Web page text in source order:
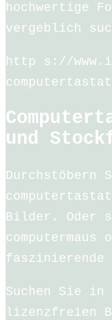
hochwertige
vergeblich
http s://
und
Durchstöbern
Bilder. Oder
computermaus
faszinierende
Suchen Sie in
lizenzfreien